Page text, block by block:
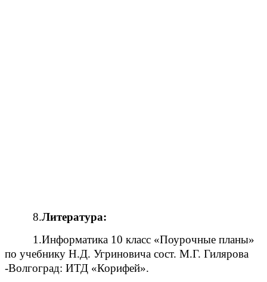
8.Литература:
1.Информатика 10 класс «Поурочные планы»
по учебнику Н.Д. Угриновича сост. М.Г. Гилярова
-Волгоград: ИТД «Корифей».